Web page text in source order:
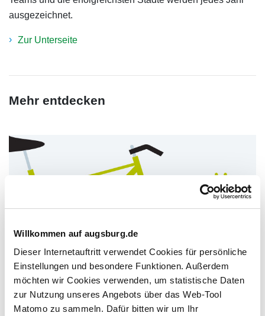
Willkommen auf augsburg.de
Dieser Internetauftritt verwendet Cookies für persönliche
Einstellungen und besondere Funktionen. Außerdem
möchten wir Cookies verwenden, um statistische Daten
zur Nutzung unseres Angebots über das Web-Tool
Matomo zu sammeln. Dafür bitten wir um Ihr
ausgezeichnet.
Zur Unterseite
Mehr entdecken